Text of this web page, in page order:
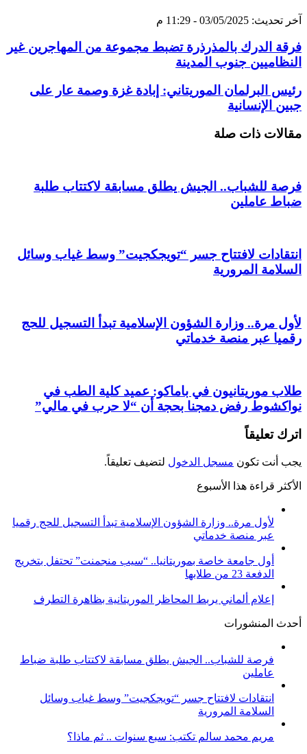
آخر تحديث: 03/05/2025 - 11:29 م
فرقة الدرك بالمذرذرة تضبط مجموعة من المهاجرين غير
النظاميين جنوب المدينة
رئيس البرلمان الموريتاني: إبادة غزة وصمة عار على
جبين الإنسانية
مقالات ذات صلة
فرصة للشباب.. الجيش يطلق مسابقة لاكتتاب طلبة
ضباط عاملين
انتقادات لافتتاح جسر “تويجكجيت” وسط غياب وسائل
السلامة المرورية
لأول مرة.. وزارة الشؤون الإسلامية تبدأ التسجيل للحج
رقميا عبر منصة خدماتي
طلاب موريتانيون في باماكو: عميد كلية الطب في
نواكشوط رفض دمجنا بحجة أن “لا حرب في مالي”
اترك تعليقاً
يجب أنت تكون مسجل الدخول لتضيف تعليقاً.
الأكثر قراءة هذا الأسبوع
لأول مرة.. وزارة الشؤون الإسلامية تبدأ التسجيل للحج رقميا
عبر منصة خدماتي
أول جامعة خاصة بموريتانيا.. “سيب منجمنت” تحتفل بتخريج
الدفعة 23 من طلابها
إعلام ألماني يربط المحاظر الموريتانية بظاهرة التطرف
أحدث المنشورات
فرصة للشباب.. الجيش يطلق مسابقة لاكتتاب طلبة ضباط
عاملين
انتقادات لافتتاح جسر “تويجكجيت” وسط غياب وسائل
السلامة المرورية
مريم محمد سالم تكتب: سبع سنوات .. ثم ماذا؟